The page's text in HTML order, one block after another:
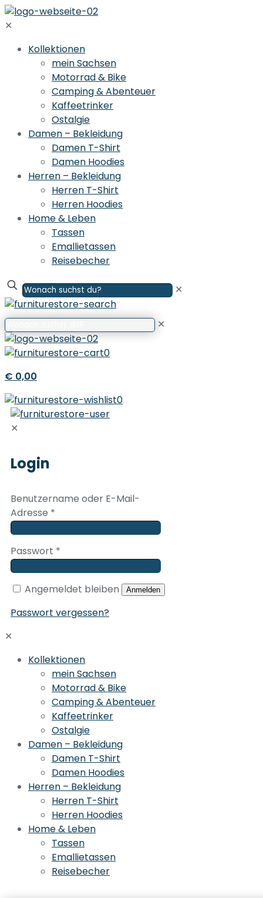
✕
Kollektionen
mein Sachsen
Motorrad & Bike
Camping & Abenteuer
Kaffeetrinker
Ostalgie
Damen – Bekleidung
Damen T-Shirt
Damen Hoodies
Herren – Bekleidung
Herren T-Shirt
Herren Hoodies
Home & Leben
Tassen
Emallietassen
Reisebecher
✕
✕
0
€ 0,00
0
✕
Login
Benutzername oder E-Mail-
Adresse *
Passwort *
Angemeldet bleiben Anmelden
Passwort vergessen?
✕
Kollektionen
mein Sachsen
Motorrad & Bike
Camping & Abenteuer
Kaffeetrinker
Ostalgie
Damen – Bekleidung
Damen T-Shirt
Damen Hoodies
Herren – Bekleidung
Herren T-Shirt
Herren Hoodies
Home & Leben
Tassen
Emallietassen
Reisebecher